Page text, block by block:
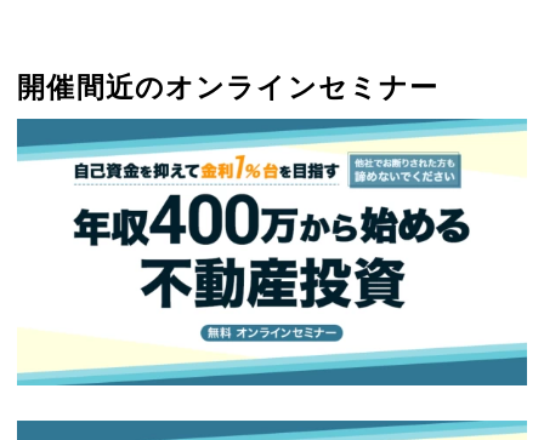
開催間近のオンラインセミナー